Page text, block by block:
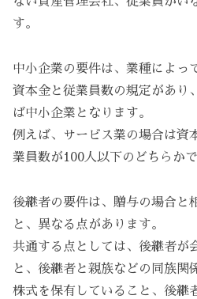
す。
中小企業の要件は、業種によっ
資本金と従業員数の規定があり
ば中小企業となります。
例えば、サービス業の場合は資
業員数が100人以下のどちらかで
後継者の要件は、贈与の場合と
と、異なる点があります。
共通する点としては、後継者が
と、後継者と親族などの同族関
株式を保有していること、後継